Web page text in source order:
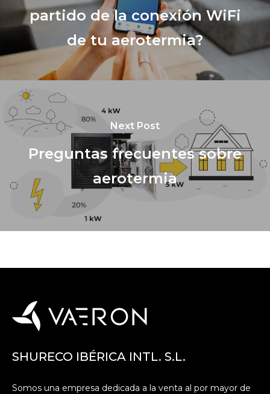
partido de la conexión WiFi
de tu aerotermia?
Next Post
Preguntas frecuentes sobre
aerotermia
SHURECO IBÉRICA INTL. S.L.
Somos una empresa dedicada a la venta al por mayor de